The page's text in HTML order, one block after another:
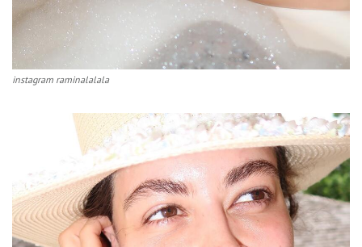
instagram raminalalala